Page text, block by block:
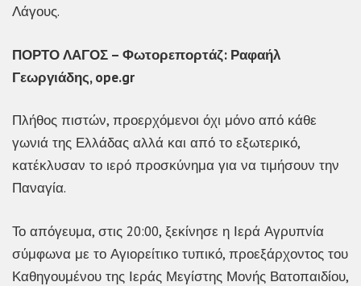
Λάγους.
ΠΟΡΤΟ ΛΑΓΟΣ – Φωτορεπορτάζ: Ραφαήλ
Γεωργιάδης, ope.gr
Πλήθος πιστών, προερχόμενοι όχι μόνο από κάθε
γωνιά της Ελλάδας αλλά και από το εξωτερικό,
κατέκλυσαν το ιερό προσκύνημα για να τιμήσουν την
Παναγία.
Το απόγευμα, στις 20:00, ξεκίνησε η Ιερά Αγρυπνία
σύμφωνα με το Αγιορείτικο τυπικό, προεξάρχοντος του
Καθηγουμένου της Ιεράς Μεγίστης Μονής Βατοπαιδίου,